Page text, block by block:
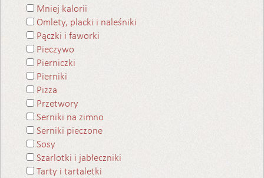
Mniej kalorii
Omlety, placki i naleśniki
Pączki i faworki
Pieczywo
Pierniczki
Pierniki
Pizza
Przetwory
Serniki na zimno
Serniki pieczone
Sosy
Szarlotki i jabłeczniki
Tarty i tartaletki